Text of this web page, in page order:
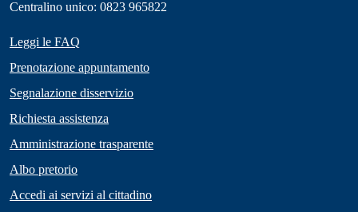
Centralino unico: 0823 965822
Leggi le FAQ
Prenotazione appuntamento
Segnalazione disservizio
Richiesta assistenza
Amministrazione trasparente
Albo pretorio
Accedi ai servizi al cittadino